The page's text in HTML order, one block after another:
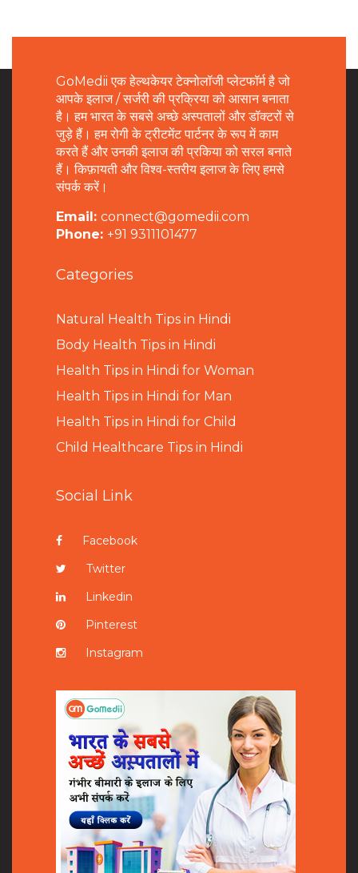
GoMedii एक हेल्थकेयर टेक्नोलॉजी प्लेटफॉर्म है जो
आपके इलाज / सर्जरी की प्रक्रिया को आसान बनाता
है। हम भारत के सबसे अच्छे अस्पतालों और डॉक्टरों से
जुड़े हैं। हम रोगी के ट्रीटमेंट पार्टनर के रूप में काम
करते हैं और उनकी इलाज की प्रकिया को सरल बनाते
हैं। किफ़ायती और विश्व-स्तरीय इलाज के लिए हमसे
संपर्क करें।
Email: connect@gomedii.com
Phone: +91 9311101477
Categories
Natural Health Tips in Hindi
Body Health Tips in Hindi
Health Tips in Hindi for Woman
Health Tips in Hindi for Man
Health Tips in Hindi for Child
Child Healthcare Tips in Hindi
Social Link
Facebook
Twitter
Linkedin
Pinterest
Instagram